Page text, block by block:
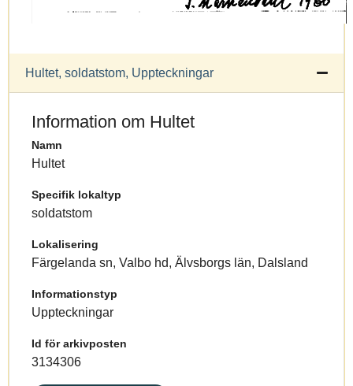
Hultet, soldatstom, Uppteckningar
Information om Hultet
Namn
Hultet
Specifik lokaltyp
soldatstom
Lokalisering
Färgelanda sn, Valbo hd, Älvsborgs län, Dalsland
Informationstyp
Uppteckningar
Id för arkivposten
3134306